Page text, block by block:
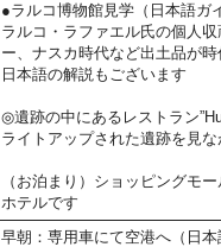
●ラルコ博物館見学（日本語ガ
ラルコ・ラファエル氏の個人
ー、ナスカ時代など出土品が
日本語の解説もございます
◎遺跡の中にあるレストラン
ライトアップされた遺跡を見
（お泊まり）ショッピングモ
ホテルです
早朝：専用車にて空港へ（日本